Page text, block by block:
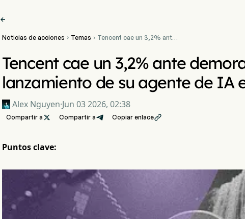

Noticias de acciones  Temas  Tencent cae un 3,2% ante
agente de IA en WeChat
Tencent cae un 3,2% ante
lanzamiento de su agente de IA
Alex Nguyen·Jun 03 2026, 02:38
Compartir a  Compartir a Copiar enlace
Puntos clave: